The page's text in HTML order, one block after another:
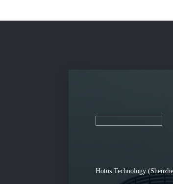
Hotus Technology